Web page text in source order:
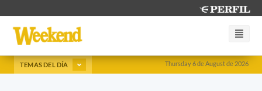
Thursday 6 de August de 2026
TEMAS DEL DÍA